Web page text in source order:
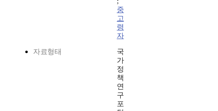
중
고
령
자
자료형태
국
가
정
책
연
구
포